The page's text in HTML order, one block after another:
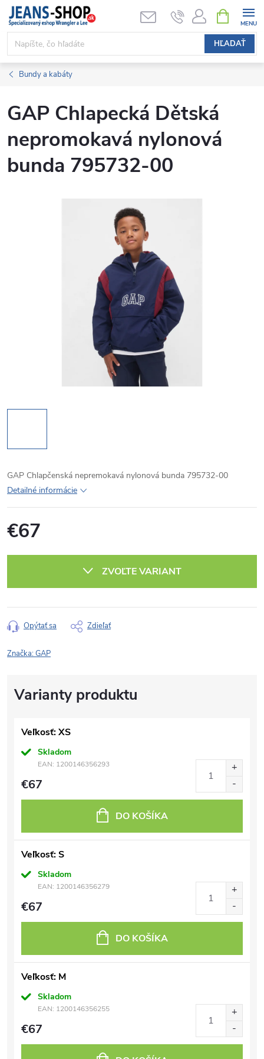
Prejsť
obsah
HĽADAŤ
KOŠÍK
Bundy a kabáty
GAP Chlapecká Dětská
nepromokavá nylonová
bunda 795732-00
GAP Chlapčenská nepremokavá nylonová bunda 795732-00
Detailné informácie
€67
ZVOĽTE VARIANT
Opýtať sa Zdieľať
Značka:GAP
Veľkosť: XS
Skladom
EAN: 1200146356293
€67
DO KOŠÍKA
Veľkosť: S
Skladom
EAN: 1200146356279
€67
DO KOŠÍKA
Veľkosť: M
Skladom
EAN: 1200146356255
€67